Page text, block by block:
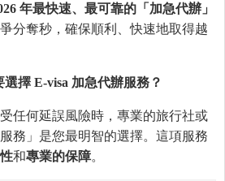
年最快速、最可靠的「加急代辦」
分奪秒，確保順利、快速地取得越
選擇 E-visa 加急代辦服務？
任何延誤風險時，專業的旅行社或
務」是您最明智的選擇。這項服務
和專業的保障。